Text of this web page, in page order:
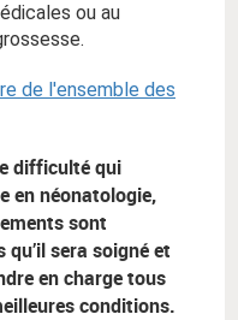
ou au
de l'ensemble des
difficulté qui
en néonatologie,
sont
sera soigné et
en charge tous
conditions.